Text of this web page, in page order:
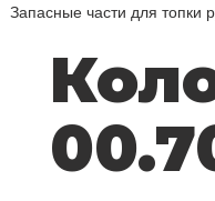
Запасные части для топки